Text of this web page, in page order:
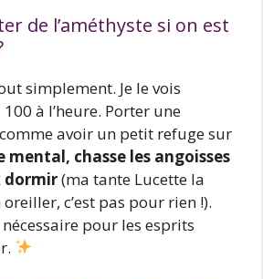
de l’améthyste si on est
simplement. Je le vois
à l’heure. Porter une
comme avoir un petit refuge sur
mental, chasse les angoisses
dormir(ma tante Lucette la
c’est pas pour rien !).
nécessaire pour les esprits